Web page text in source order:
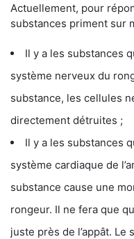
Actuellement, pour
substances priment sur
Il y a les substances
système nerveux du
substance, les cellules
directement détruites ;
Il y a les substances
système cardiaque de
substance cause une
rongeur. Il ne fera que
juste près de l’appât. Le